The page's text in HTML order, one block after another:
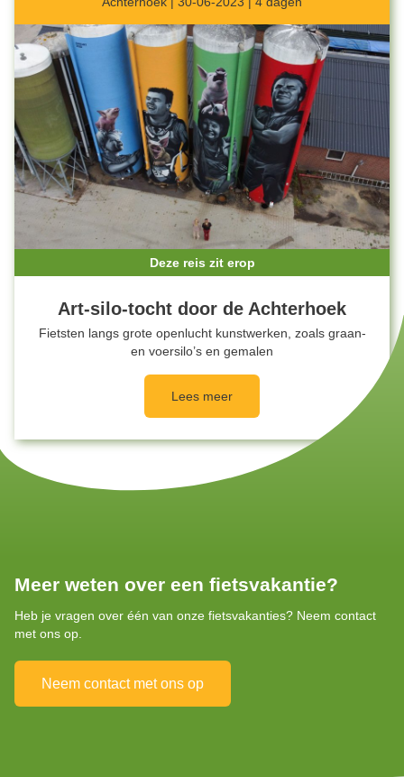
Deze reis zit erop
Art-silo-tocht door de Achterhoek
Fietsten langs grote openlucht kunstwerken, zoals graan-
en voersilo’s en gemalen
Lees meer
Meer weten over een fietsvakantie?
Heb je vragen over één van onze fietsvakanties? Neem contact
met ons op.
Neem contact met ons op